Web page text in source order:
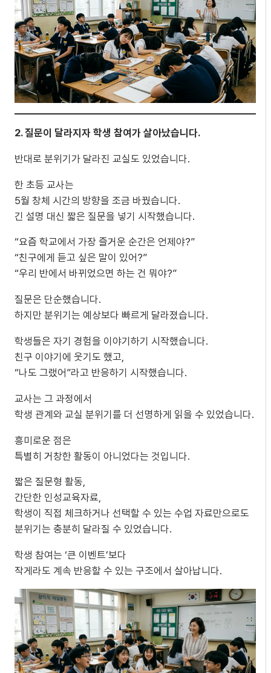
2. 질문이 달라지자 학생 참여가 살아났습니다.
반대로 분위기가 달라진 교실도 있었습니다.
한 초등 교사는
5월 창체 시간의 방향을 조금 바꿨습니다.
긴 설명 대신 짧은 질문을 넣기 시작했습니다.
“요즘 학교에서 가장 즐거운 순간은 언제야?”
“친구에게 듣고 싶은 말이 있어?”
“우리 반에서 바뀌었으면 하는 건 뭐야?”
질문은 단순했습니다.
하지만 분위기는 예상보다 빠르게 달라졌습니다.
학생들은 자기 경험을 이야기하기 시작했습니다.
친구 이야기에 웃기도 했고,
“나도 그랬어”라고 반응하기 시작했습니다.
교사는 그 과정에서
학생 관계와 교실 분위기를 더 선명하게 읽을 수 있었습니다.
흥미로운 점은
특별히 거창한 활동이 아니었다는 것입니다.
짧은 질문형 활동,
간단한 인성교육자료,
학생이 직접 체크하거나 선택할 수 있는 수업 자료만으로도
분위기는 충분히 달라질 수 있었습니다.
학생 참여는 ‘큰 이벤트’보다
작게라도 계속 반응할 수 있는 구조에서 살아납니다.